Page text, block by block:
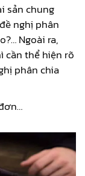
sản chung
nghị phân
Ngoài ra,
cần thể hiện rõ
phân chia